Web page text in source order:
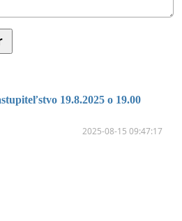
19.8.2025 o 19.00
2025-08-15 09:47:17